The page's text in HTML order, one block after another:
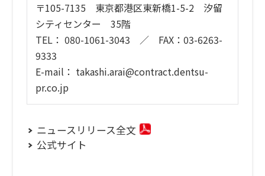
〒105-7135 東京都港区東新橋1-5-2 汐留
シティセンター 35階
TEL： 080-1061-3043 ／ FAX：03-6263-
9333
E-mail： takashi.arai@contract.dentsu-
pr.co.jp
ニュースリリース全文
公式サイト